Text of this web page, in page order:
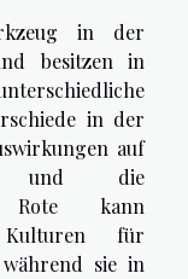
in der
besitzen in
in der
auf
und die
Rote kann
Kulturen für
sie in